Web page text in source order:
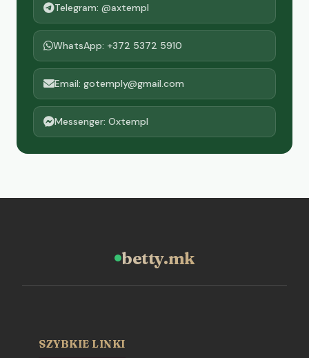
Telegram: @axtempl
WhatsApp: +372 5372 5910
Email: gotemply@gmail.com
Messenger: Oxtempl
betty.mk
SZYBKIE LINKI